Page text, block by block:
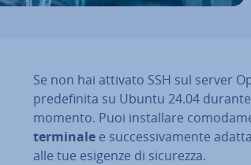
Se non hai attivato SSH sul server
pre­de­fi­ni­ta su Ubuntu 24.04
momento. Puoi in­stal­la­re
terminale e suc­ces­si­va­men­te
alle tue esigenze di sicurezza.